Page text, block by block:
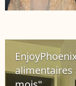
alimentaires